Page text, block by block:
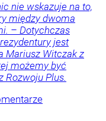
nie wskazuje na to,
między dwoma
– Dotychczas
jest
Mariusz Witczak z
możemy być
Rozwoju Plus.